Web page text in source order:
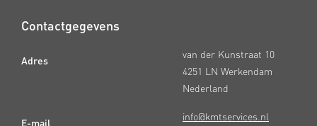
Contactgegevens
Adres
E-mail
van der Kunstraat 10
4251 LN Werkendam
Nederland
info@kmtservices.nl